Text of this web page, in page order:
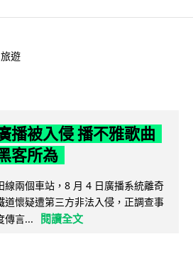
旅遊
播被入侵 播不雅歌曲
客所為
線兩個車站，8 月 4 日廣播系統離奇
道懷疑遭第三方非法入侵，正調查事
傳言...
閱讀全文